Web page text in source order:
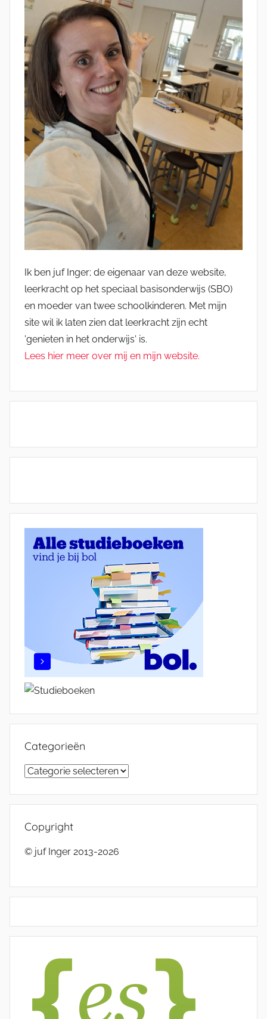
Ik ben juf Inger; de eigenaar van deze website,
leerkracht op het speciaal basisonderwijs (SBO)
en moeder van twee schoolkinderen. Met mijn
site wil ik laten zien dat leerkracht zijn echt
'genieten in het onderwijs' is.
Lees hier meer over mij en mijn website.
Categorieën
Categorieën
Copyright
© juf Inger 2013-2026